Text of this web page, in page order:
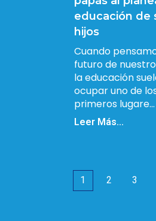
educación de
hijos
Cuando
futuro de
la educación
ocupar uno de
primeros lugare...
Leer Más...
1 2 3